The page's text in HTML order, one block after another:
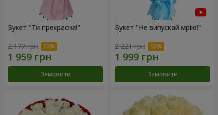
Букет "Ти прекрасна!"
2 177 грн
Замовити
Букет "Не випускай мрію!"
2 221 грн
Замовити